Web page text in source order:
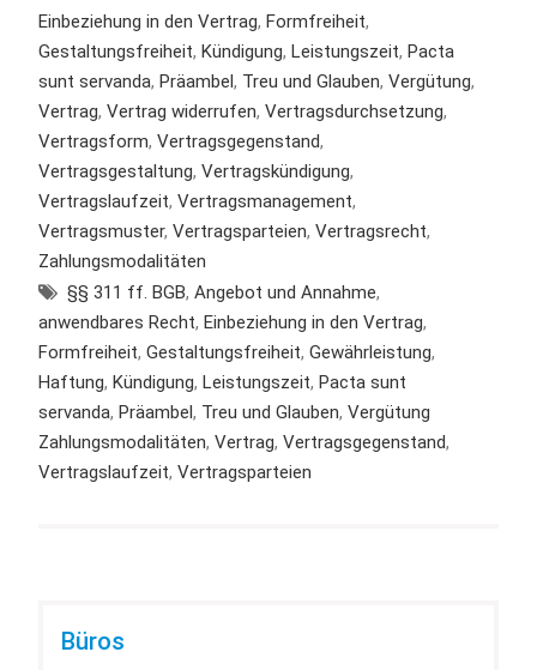
Einbeziehung in den Vertrag, Formfreiheit,
Gestaltungsfreiheit, Kündigung, Leistungszeit, Pacta
sunt servanda, Präambel, Treu und Glauben, Vergütung,
Vertrag, Vertrag widerrufen, Vertragsdurchsetzung,
Vertragsform, Vertragsgegenstand,
Vertragsgestaltung, Vertragskündigung,
Vertragslaufzeit, Vertragsmanagement,
Vertragsmuster, Vertragsparteien, Vertragsrecht,
Zahlungsmodalitäten
§§ 311 ff. BGB, Angebot und Annahme,
anwendbares Recht, Einbeziehung in den Vertrag,
Formfreiheit, Gestaltungsfreiheit, Gewährleistung,
Haftung, Kündigung, Leistungszeit, Pacta sunt
servanda, Präambel, Treu und Glauben, Vergütung
Zahlungsmodalitäten, Vertrag, Vertragsgegenstand,
Vertragslaufzeit, Vertragsparteien
Büros